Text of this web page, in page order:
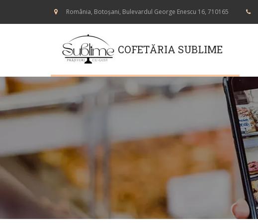
România, Botoșani, Bulevardul George Enescu 16, 710165
COFETĂRIA SUBLIME